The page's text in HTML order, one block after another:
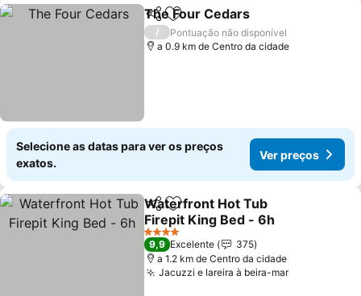
PartilharAdicionar aos favoritos
The Four Cedars
/
Pontuação não disponível
a 0.9 km de Centro da cidade
Selecione as datas para ver os preços
exatos.
Ver preços
PartilharAdicionar aos favoritos
Waterfront Hot Tub
Firepit King Bed - 6h
Ver preços
4 Estrelas
9,9 Excelente
375
a 1.2 km de Centro da cidade
Jacuzzi e lareira à beira-marVer preços